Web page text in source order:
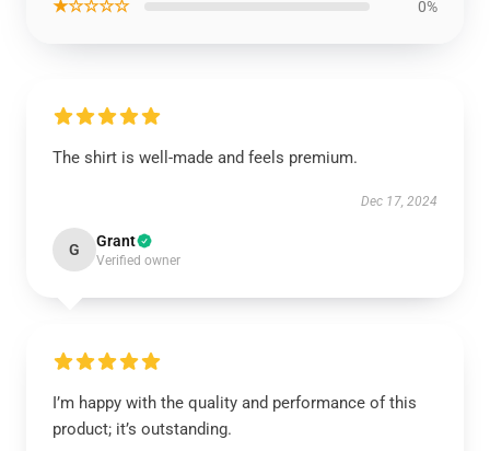
★☆☆☆☆ 0%
The shirt is well-made and feels premium.
Dec 17, 2024
G Grant
Verified owner
I’m happy with the quality and performance of this
product; it’s outstanding.